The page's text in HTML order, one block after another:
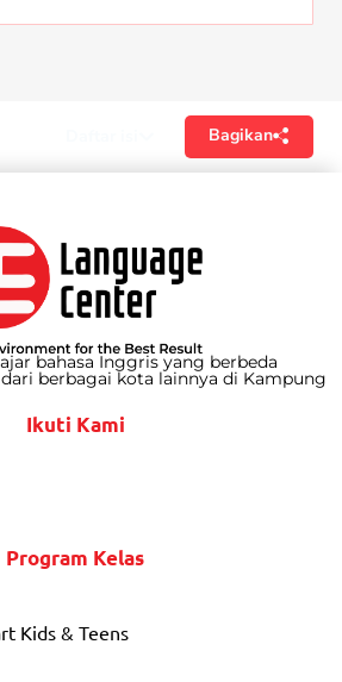
Bagikan
bahasa Inggris yang berbeda
berbagai kota lainnya di Kampung
Ikuti Kami
Program Kelas
Kids & Teens